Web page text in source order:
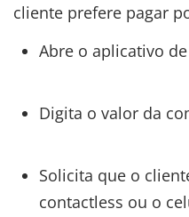
cliente prefere pagar
Abre o aplicativo
Digita o valor da
Solicita que o
contactless ou o